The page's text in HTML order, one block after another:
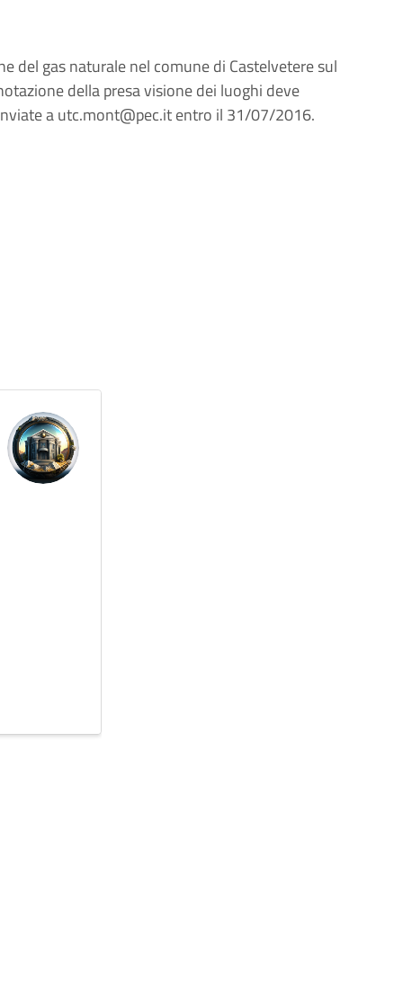
del gas naturale nel comune di Castelvetere sul
della presa visione dei luoghi deve
a utc.mont@pec.it entro il 31/07/2016.